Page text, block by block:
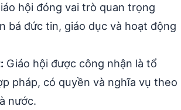
hội đóng vai trò quan trọng
bá đức tin, giáo dục và hoạt động
Giáo hội được công nhận là tổ
pháp, có quyền và nghĩa vụ theo
nước.